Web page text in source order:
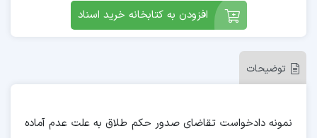
افزودن به کتابخانه خرید اسناد
توضیحات
نمونه دادخواست تقاضای صدور حکم طلاق به علت عدم آماده